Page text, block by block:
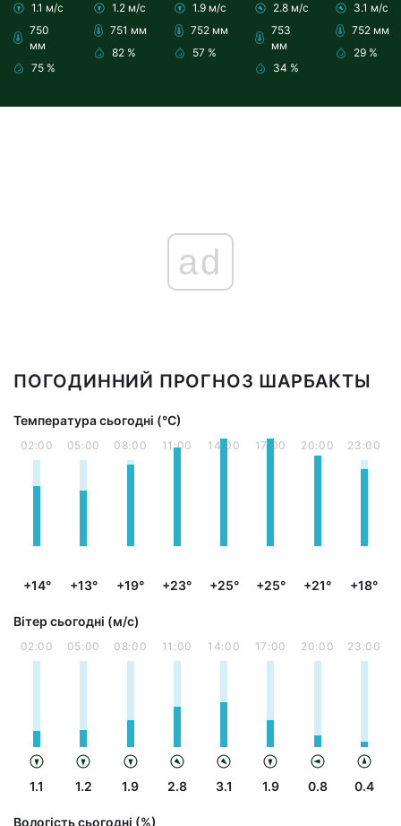
1.1 м/с
750
мм
75 %
1.2 м/с
751 мм
82 %
1.9 м/с
752 мм
57 %
2.8 м/с
753
мм
34 %
3.1 м/с
752 мм
29 %
ad
ПОГОДИННИЙ ПРОГНОЗ ШАРБАКТЫ
Температура сьогодні (°С)
02:00
+14°
05:00
+13°
08:00
+19°
11:00
+23°
14:00
+25°
17:00
+25°
20:00
+21°
23:00
+18°
Вітер сьогодні (м/с)
02:00
1.1
05:00
1.2
08:00
1.9
11:00
2.8
14:00
3.1
17:00
1.9
20:00
0.8
23:00
0.4
Вологість сьогодні (%)